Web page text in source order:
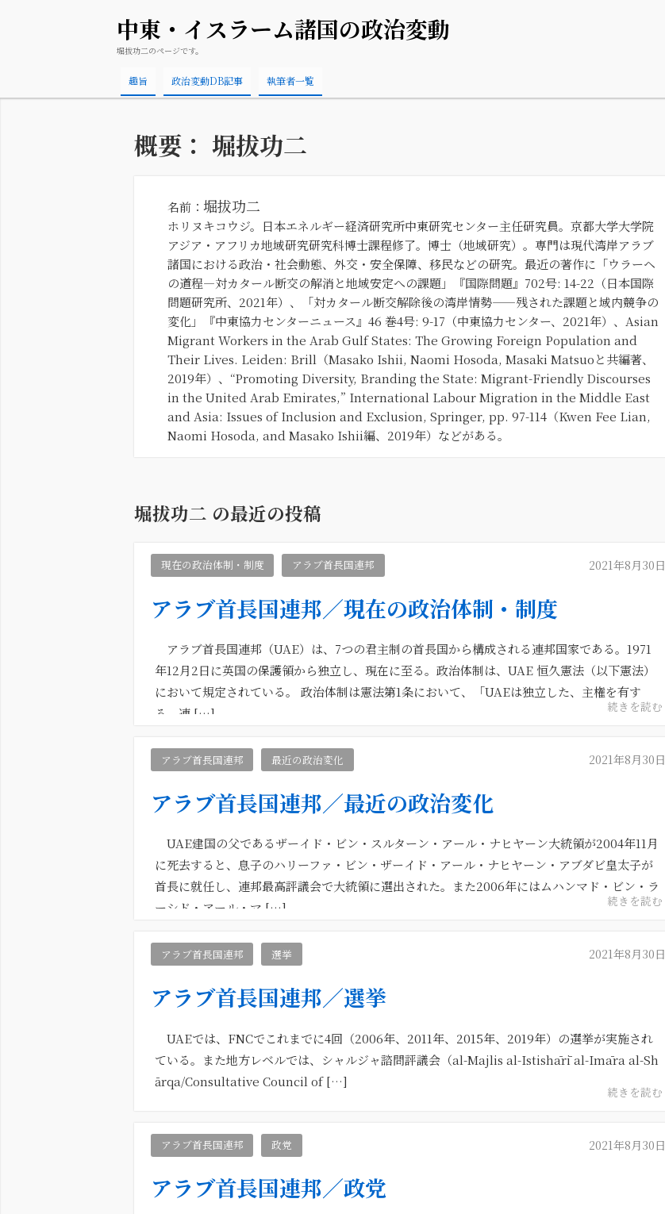
中東・イスラーム諸国の政治変動
堀拔功二のページです。
趣旨 政治変動DB記事 執筆者一覧
概要： 堀拔功二
名前：堀拔功二
ホリヌキコウジ。日本エネルギー経済研究所中東研究センター主任研究員。京都大学大学院
アジア・アフリカ地域研究研究科博士課程修了。博士（地域研究）。専門は現代湾岸アラブ
諸国における政治・社会動態、外交・安全保障、移民などの研究。最近の著作に「ウラーヘ
の道程―対カタール断交の解消と地域安定への課題」『国際問題』702号: 14-22（日本国際
問題研究所、2021年）、「対カタール断交解除後の湾岸情勢——残された課題と域内競争の
変化」『中東協力センターニュース』46 巻4号: 9-17（中東協力センター、2021年）、Asian
Migrant Workers in the Arab Gulf States: The Growing Foreign Population and
Their Lives. Leiden: Brill（Masako Ishii, Naomi Hosoda, Masaki Matsuoと共編著、
2019年）、“Promoting Diversity, Branding the State: Migrant-Friendly Discourses
in the United Arab Emirates,” International Labour Migration in the Middle East
and Asia: Issues of Inclusion and Exclusion, Springer, pp. 97-114（Kwen Fee Lian,
Naomi Hosoda, and Masako Ishii編、2019年）などがある。
堀拔功二 の最近の投稿
現在の政治体制・制度 アラブ首長国連邦 2021年8月30日
アラブ首長国連邦／現在の政治体制・制度
アラブ首長国連邦（UAE）は、7つの君主制の首長国から構成される連邦国家である。1971
年12月2日に英国の保護領から独立し、現在に至る。政治体制は、UAE 恒久憲法（以下憲法）
において規定されている。 政治体制は憲法第1条において、「UAEは独立した、主権を有す
る、連 […]
続きを読む
アラブ首長国連邦 最近の政治変化 2021年8月30日
アラブ首長国連邦／最近の政治変化
UAE建国の父であるザーイド・ビン・スルターン・アール・ナヒヤーン大統領が2004年11月
に死去すると、息子のハリーファ・ビン・ザーイド・アール・ナヒヤーン・アブダビ皇太子が
首長に就任し、連邦最高評議会で大統領に選出された。また2006年にはムハンマド・ビン・ラ
ーシド・アール・マ […]
続きを読む
アラブ首長国連邦 選挙 2021年8月30日
アラブ首長国連邦／選挙
UAEでは、FNCでこれまでに4回（2006年、2011年、2015年、2019年）の選挙が実施され
ている。また地方レベルでは、シャルジャ諮問評議会（al-Majlis al-Istishārī al-Imāra al-Sh
ārqa/Consultative Council of […]
続きを読む
アラブ首長国連邦 政党 2021年8月30日
アラブ首長国連邦／政党